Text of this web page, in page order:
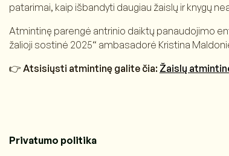
patarimai, kaip išbandyti daugiau žaislų ir knygų
Atmintinę parengė antrinio daiktų panaudojimo
žalioji sostinė 2025“ ambasadorė Kristina
👉 Atsisiųsti atmintinę galite čia: Žaislų
Privatumo politika